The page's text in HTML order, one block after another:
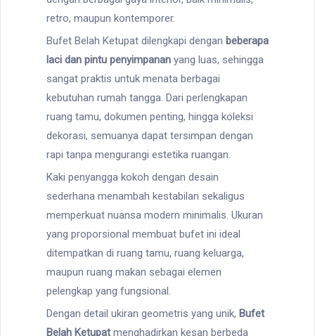
retro, maupun kontemporer.
Bufet Belah Ketupat dilengkapi dengan beberapa
laci dan pintu penyimpanan yang luas, sehingga
sangat praktis untuk menata berbagai
kebutuhan rumah tangga. Dari perlengkapan
ruang tamu, dokumen penting, hingga koleksi
dekorasi, semuanya dapat tersimpan dengan
rapi tanpa mengurangi estetika ruangan.
Kaki penyangga kokoh dengan desain
sederhana menambah kestabilan sekaligus
memperkuat nuansa modern minimalis. Ukuran
yang proporsional membuat bufet ini ideal
ditempatkan di ruang tamu, ruang keluarga,
maupun ruang makan sebagai elemen
pelengkap yang fungsional.
Dengan detail ukiran geometris yang unik, Bufet
Belah Ketupatmenghadirkan kesan berbeda